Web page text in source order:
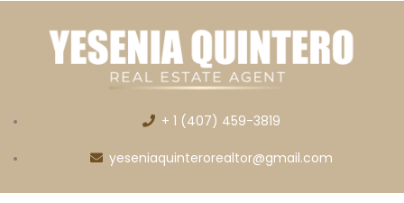
+ 1 (407) 459-3819
yeseniaquinterorealtor@gmail.com